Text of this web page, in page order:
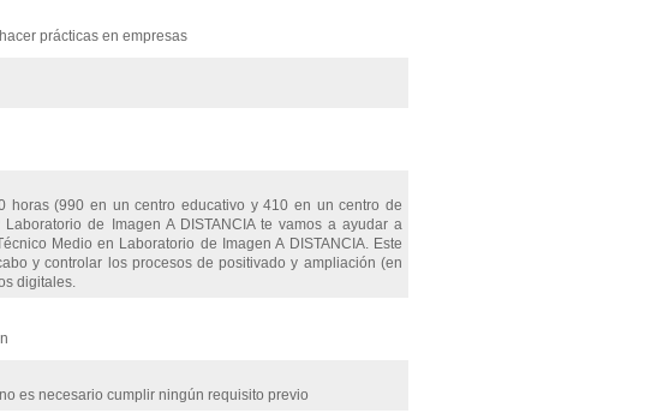
prácticas en empresas
horas (990 en un centro educativo y 410 en un centro de
de Imagen A DISTANCIA te vamos a ayudar a
Medio en Laboratorio de Imagen A DISTANCIA. Este
y controlar los procesos de positivado y ampliación (en
digitales.
es necesario cumplir ningún requisito previo